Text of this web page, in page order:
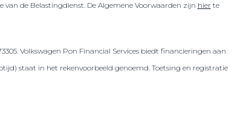
de Belastingdienst. De Algemene Voorwaarden zijn hier te
Volkswagen Pon Financial Services biedt financieringen aan
staat in het rekenvoorbeeld genoemd. Toetsing en registratie